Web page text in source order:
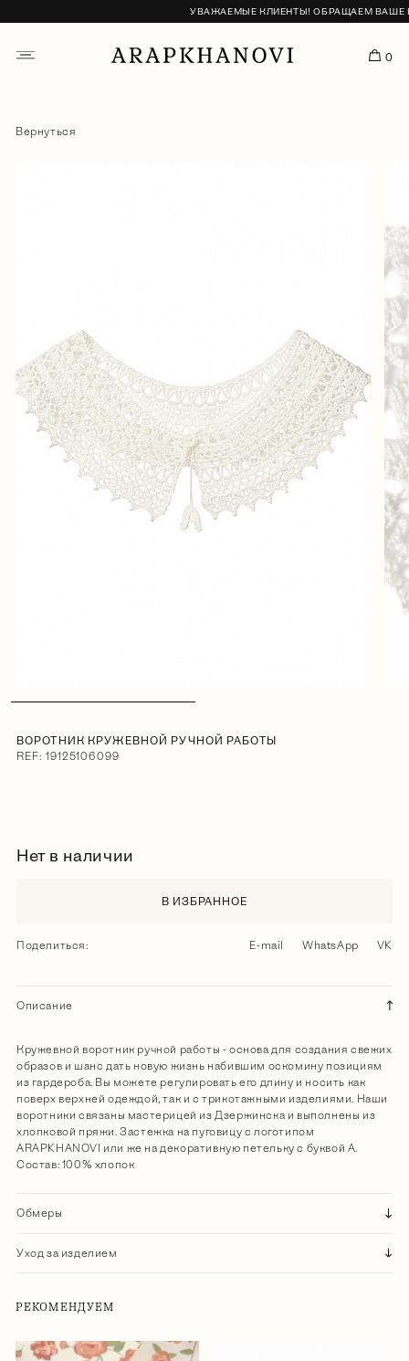
УВАЖАЕМЫЕ КЛИЕНТЫ! ОБРАЩАЕМ ВАШЕ
0
Вернуться
ВОРОТНИК КРУЖЕВНОЙ РУЧНОЙ РАБОТЫ
REF: 19125106099
Нет в наличии
В ИЗБРАННОЕ
Поделиться: E-mail WhatsApp VK
Описание
Кружевной воротник ручной работы - основа для создания свежих
образов и шанс дать новую жизнь набившим оскомину позициям
из гардероба. Вы можете регулировать его длину и носить как
поверх верхней одеждой, так и с трикотажными изделиями. Наши
воротники связаны мастерицей из Дзержинска и выполнены из
хлопковой пряжи. Застежка на пуговицу с логотипом
ARAPKHANOVI или же на декоративную петельку с буквой А.
Состав: 100% хлопок
Обмеры
Уход за изделием
РЕКОМЕНДУЕМ